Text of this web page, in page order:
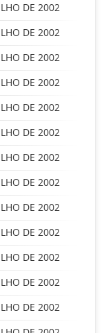
DE 2002
DE 2002
DE 2002
DE 2002
DE 2002
DE 2002
DE 2002
DE 2002
DE 2002
DE 2002
DE 2002
DE 2002
DE 2002